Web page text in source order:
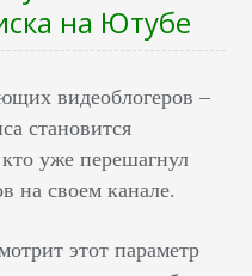
на Ютубе
видеоблогеров –
становится
уже перешагнул
на своем канале.
этот параметр